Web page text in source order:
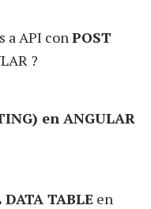
a API conPOST
?
en ANGULAR
TABLE en